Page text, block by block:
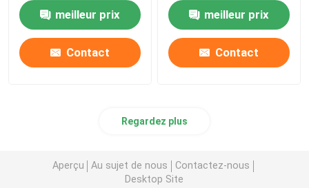
meilleur prix
Contact
meilleur prix
Contact
Regardez plus
Aperçu Au sujet de nous
Contactez-nous
Desktop Site